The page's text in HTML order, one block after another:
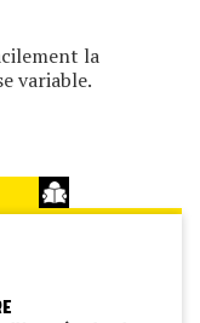
la
variable.